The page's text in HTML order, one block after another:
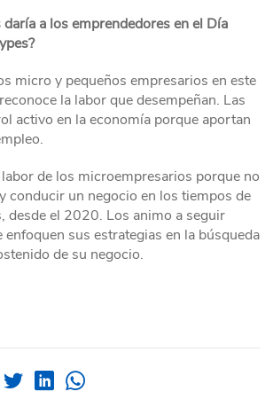
daría a los emprendedores en el Día
micro y pequeños empresarios en este
la labor que desempeñan. Las
activo en la economía porque aportan
de los microempresarios porque no
conducir un negocio en los tiempos de
desde el 2020. Los animo a seguir
enfoquen sus estrategias en la búsqueda
de su negocio.